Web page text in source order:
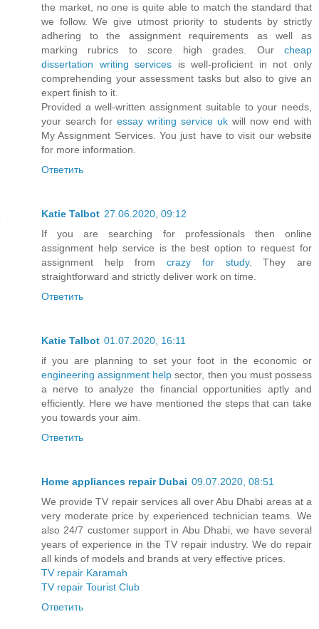
the market, no one is quite able to match the standard that
we follow. We give utmost priority to students by strictly
adhering to the assignment requirements as well as
marking rubrics to score high grades. Our cheap
dissertation writing services is well-proficient in not only
comprehending your assessment tasks but also to give an
expert finish to it.
Provided a well-written assignment suitable to your needs,
your search for essay writing service uk will now end with
My Assignment Services. You just have to visit our website
for more information.
Ответить
Katie Talbot 27.06.2020, 09:12
If you are searching for professionals then online
assignment help service is the best option to request for
assignment help fromcrazy for study. They are
straightforward and strictly deliver work on time.
Ответить
Katie Talbot 01.07.2020, 16:11
if you are planning to set your foot in the economic or
engineering assignment help sector, then you must possess
a nerve to analyze the financial opportunities aptly and
efficiently. Here we have mentioned the steps that can take
you towards your aim.
Ответить
Home appliances repair Dubai 09.07.2020, 08:51
We provide TV repair services all over Abu Dhabi areas at a
very moderate price by experienced technician teams. We
also 24/7 customer support in Abu Dhabi, we have several
years of experience in the TV repair industry. We do repair
all kinds of models and brands at very effective prices.
TV repair Karamah
TV repair Tourist Club
Ответить